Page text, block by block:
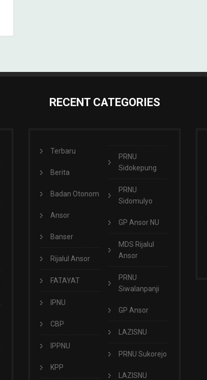
RECENT CATEGORIES
Terbaru
Berita
Badan Otonom
Ansor
Banser
Rijalul Ansor
FATAYAT
IPNU
CBP
IPPNU
KPP
PRNU
Sidokepung
PRNU
Sidomulyo
GP Ansor NU
MDS Rijalul
Ansor
PRNU
Siwalanpanji
GP Ansor
LAZISNU
PRNU Sukorejo
LAZISNU